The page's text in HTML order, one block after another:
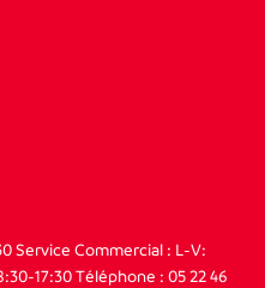
Service Commercial : L-V:
17:30 Téléphone : 05 22 46